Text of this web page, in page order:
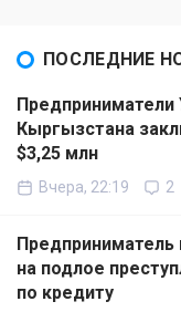
ПОСЛЕДНИЕ
Предприниматели
Кыргызстана
$3,25 млн
Вчера, 22:19 2
на подлое
по кредиту